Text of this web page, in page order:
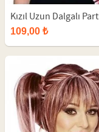
Kızıl Uzun Dalgalı
109,00 ₺